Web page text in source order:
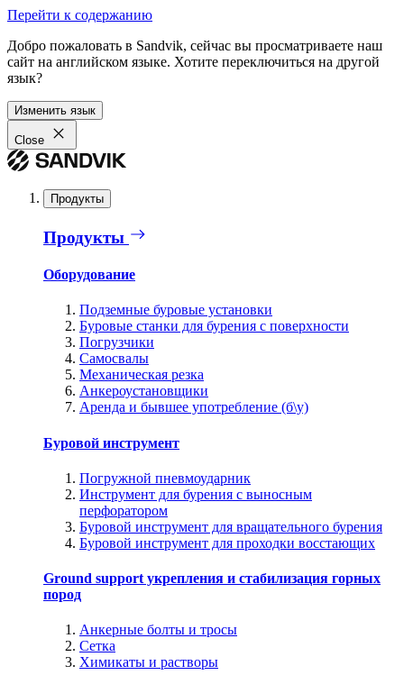
Перейти к содержанию
Добро пожаловать в Sandvik, сейчас вы просматриваете наш
сайт на английском языке. Хотите переключиться на другой
язык?
Изменить язык
Close
Продукты
Продукты
Оборудование
Подземные буровые установки
Буровые станки для бурения с поверхности
Погрузчики
Самосвалы
Механическая резка
Анкероустановщики
Аренда и бывшее употребление (б\у)
Буровой инструмент
Погружной пневмоударник
Инструмент для бурения с выносным
перфоратором
Буровой инструмент для вращательного бурения
Буровой инструмент для проходки восстающих
Ground support укрепления и стабилизация горных
пород
Анкерные болты и тросы
Сетка
Химикаты и растворы